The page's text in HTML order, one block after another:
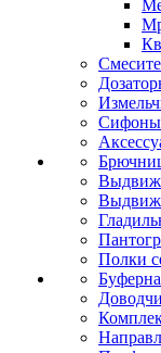
Сифоны
Полки